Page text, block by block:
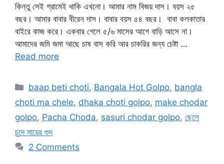
কিন্তু সেই গ্রামেই থাকি এখনো। আমার নাম বিজয় দাস। বয়স ২৫
বছর। আমার বাবার বীরেন দাস। বাবার বয়স ৫৪ বছর। বাবা কলকাতার
বাইরে কাজ করে। একবার গেলে ৫/৬ মাসের আগে বাড়ি আসে না।
আমাদের জমি জমা আছে চাষ বাস করি আর চাকরির জন্য চেষ্টা …
Read more
Categories
baap beti choti, Bangala Hot Golpo, bangla
choti ma chele, dhaka choti golpo, make chodar
golpo, Pacha Choda, sasuri chodar golpo, ছেলে
চুদে মায়ের গুদ
2 Comments